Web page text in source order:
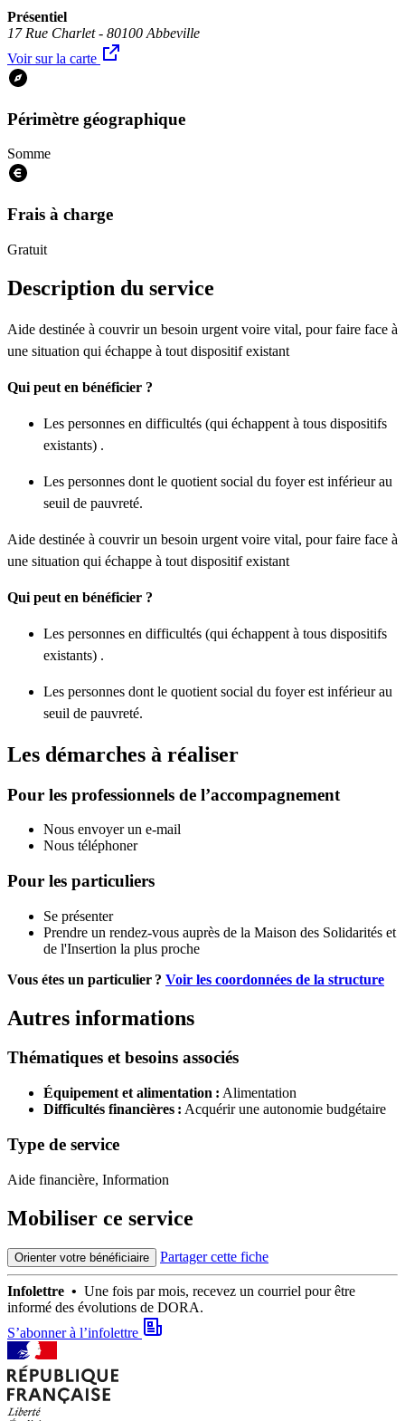
Présentiel
17 Rue Charlet - 80100 Abbeville
Voir sur la carte
Périmètre géographique
Somme
Frais à charge
Gratuit
Description du service
Aide destinée à couvrir un besoin urgent voire vital, pour faire face à
une situation qui échappe à tout dispositif existant
Qui peut en bénéficier ?
Les personnes en difficultés (qui échappent à tous dispositifs
existants) .
Les personnes dont le quotient social du foyer est inférieur au
seuil de pauvreté.
Aide destinée à couvrir un besoin urgent voire vital, pour faire face à
une situation qui échappe à tout dispositif existant
Qui peut en bénéficier ?
Les personnes en difficultés (qui échappent à tous dispositifs
existants) .
Les personnes dont le quotient social du foyer est inférieur au
seuil de pauvreté.
Les démarches à réaliser
Pour les professionnels de l’accompagnement
Nous envoyer un e-mail
Nous téléphoner
Pour les particuliers
Se présenter
Prendre un rendez-vous auprès de la Maison des Solidarités et
de l'Insertion la plus proche
Vous étes un particulier ? Voir les coordonnées de la structure
Autres informations
Thématiques et besoins associés
Équipement et alimentation : Alimentation
Difficultés financières : Acquérir une autonomie budgétaire
Type de service
Aide financière, Information
Mobiliser ce service
Orienter votre bénéficiaire Partager cette fiche
Infolettre • Une fois par mois, recevez un courriel pour être
informé des évolutions de DORA.
S’abonner à l’infolettre